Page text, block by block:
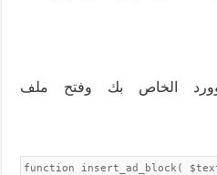
الخاص بك وفتح ملف
function insert_ad_block(